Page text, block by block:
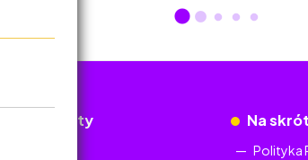
Dokumenty Na
Polityka